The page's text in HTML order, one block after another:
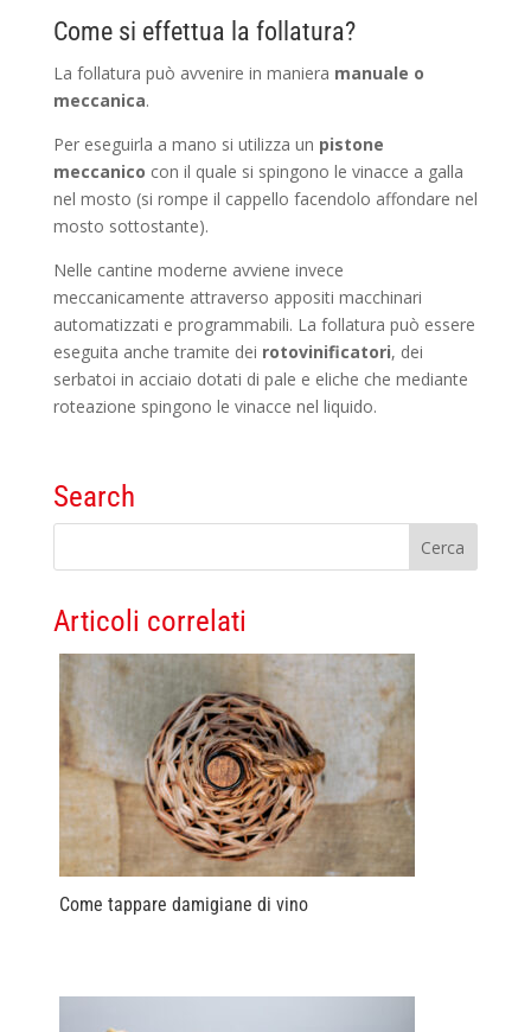
Come si effettua la follatura?
La follatura può avvenire in maniera manuale o
meccanica.
Per eseguirla a mano si utilizza un pistone
meccanico con il quale si spingono le vinacce a galla
nel mosto (si rompe il cappello facendolo affondare nel
mosto sottostante).
Nelle cantine moderne avviene invece
meccanicamente attraverso appositi macchinari
automatizzati e programmabili. La follatura può essere
eseguita anche tramite dei rotovinificatori, dei
serbatoi in acciaio dotati di pale e eliche che mediante
roteazione spingono le vinacce nel liquido.
Search
Articoli correlati
Come tappare damigiane di vino